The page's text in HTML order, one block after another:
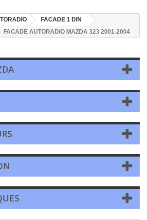
FACADE 1 DIN
FACADE AUTORADIO MAZDA 323 2001-2004